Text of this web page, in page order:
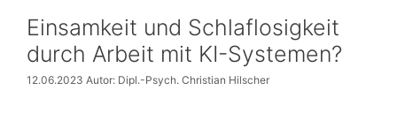
Einsamkeit und Schlaflosigkeit
durch Arbeit mit KI-Systemen?
12.06.2023 Autor: Dipl.-Psych. Christian Hilscher